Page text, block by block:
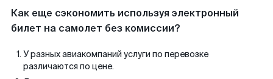
Как еще сэкономить используя электронный
билет на самолет без комиссии?
У разных авиакомпаний услуги по перевозке
различаются по цене.